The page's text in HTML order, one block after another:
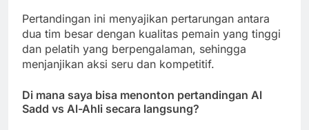
Pertandingan ini menyajikan pertarungan antara
dua tim besar dengan kualitas pemain yang tinggi
dan pelatih yang berpengalaman, sehingga
menjanjikan aksi seru dan kompetitif.
Di mana saya bisa menonton pertandingan Al
Sadd vs Al-Ahli secara langsung?